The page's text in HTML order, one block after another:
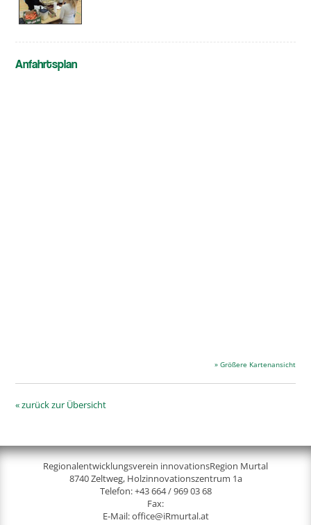
Anfahrtsplan
» Größere Kartenansicht
« zurück zur Übersicht
Regionalentwicklungsverein innovationsRegion Murtal
8740 Zeltweg, Holzinnovationszentrum 1a
Telefon:+43 664 / 969 03 68
Fax:
E-Mail:office@iRmurtal.at